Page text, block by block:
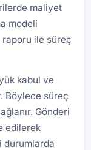
maliyet
modeli
raporu ile süreç
kabul ve
Böylece süreç
Gönderi
edilerek
durumlarda